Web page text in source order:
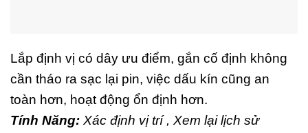
Lắp định vị có dây ưu điểm, gắn cố định không
cần tháo ra sạc lại pin, việc dấu kín cũng an
toàn hơn, hoạt động ổn định hơn.
Tính Năng: Xác định vị trí , Xem lại lịch sử